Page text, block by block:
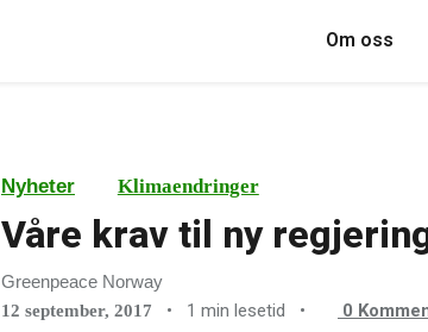
Om oss
Nyheter Klimaendringer
Våre krav til ny
Greenpeace Norway
12 september, 2017 • 1 min lesetid • 0